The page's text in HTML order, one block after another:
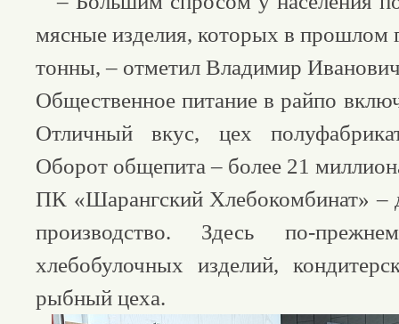
мясные изделия, которых в прошлом
тонны, – отметил Владимир
Общественное питание в райпо
Отличный вкус, цех
Оборот общепита – более 21
ПК «Шарангский Хлебокомбинат» –
производство. Здесь по-
хлебобулочных изделий,
рыбный цеха.